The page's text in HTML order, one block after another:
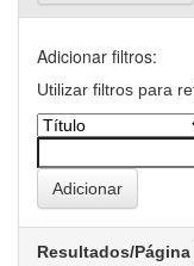
Adicionar filtros:
Utilizar filtros para
Resultados/Página